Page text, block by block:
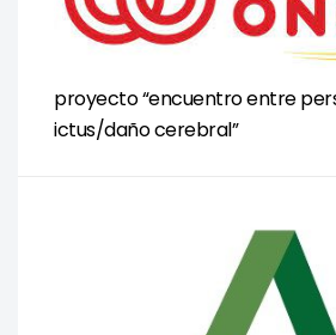
proyecto “encuentro entre
ictus/daño cerebral”